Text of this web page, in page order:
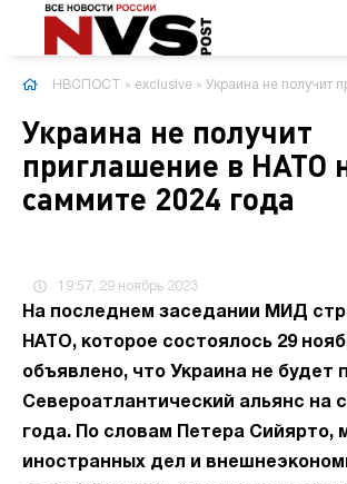
НВСПОСТ » exclusive » Украина не получит приглашение
Украина не получит
приглашение в НАТО
саммите 2024 года
19:57, 29 ноябрь 2023
На последнем заседании МИД
НАТО, которое состоялось 29
объявлено, что Украина не будет
Североатлантический альянс на
года. По словам Петера Сийярто,
иностранных дел и